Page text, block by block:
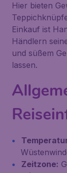
Hier bieten
Einkauf ist
Händlern
und süßem
lassen.
Zeitzone: